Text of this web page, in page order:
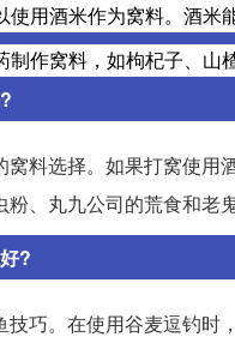
使用酒米作为窝料。酒
制作窝料，如枸杞子、
料选择。如果打窝使
、丸九公司的荒食和
?
巧。在使用谷麦逗钓